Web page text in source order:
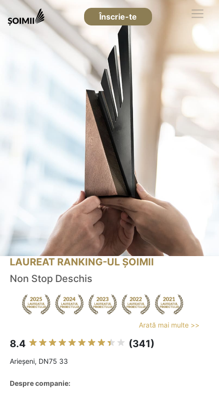
Înscrie-te
LAUREAT RANKING-UL ȘOIMII
Non Stop Deschis
Arată mai multe >>
8.4 (341)
Arieşeni, DN75 33
Despre companie: